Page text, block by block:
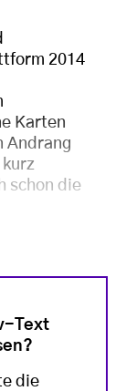
2014
Karten
Andrang
kurz
schon die
Text
die